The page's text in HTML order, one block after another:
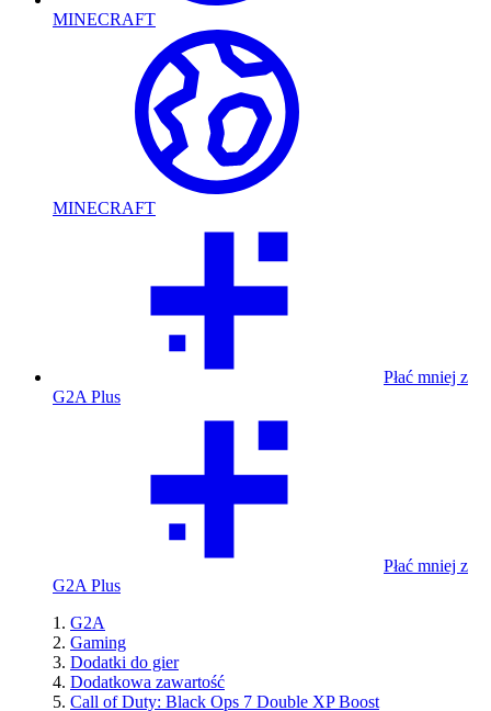
MINECRAFT
MINECRAFT
Płać mniej z
G2A Plus
Płać mniej z
G2A Plus
G2A
Gaming
Dodatki do gier
Dodatkowa zawartość
Call of Duty: Black Ops 7 Double XP Boost